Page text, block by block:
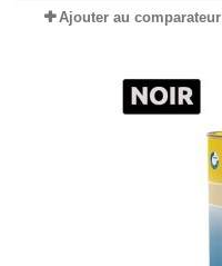
Ajouter au comparateur